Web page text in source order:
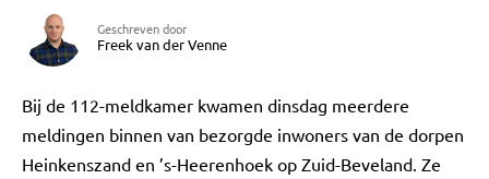
Geschreven door
Freek van der Venne
Bij de 112-meldkamer kwamen dinsdag meerdere
meldingen binnen van bezorgde inwoners van de dorpen
Heinkenszand en ’s-Heerenhoek op Zuid-Beveland. Ze